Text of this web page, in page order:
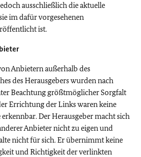
ausschließlich die aktuelle
im dafür vorgesehenen
ist.
Anbietern außerhalb des
des Herausgebers wurden nach
Beachtung größtmöglicher Sorgfalt
Errichtung der Links waren keine
Der Herausgeber macht sich
Anbieter nicht zu eigen und
nicht für sich. Er übernimmt keine
und Richtigkeit der verlinkten